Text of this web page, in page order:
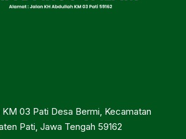
www.tiktok.com/
KM 03 Pati Desa Bermi, Kecamatan
Pati, Jawa Tengah 59162